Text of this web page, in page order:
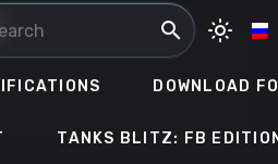
search light_mode
DOWNLOAD
TANKS BLITZ: FB